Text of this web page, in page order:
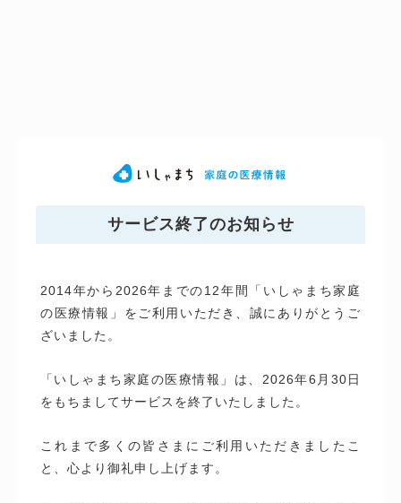
サービス終了のお知らせ
2014年から2026年までの12年間「いしゃまち家庭
の医療情報」をご利用いただき、誠にありがとうご
ざいました。
「いしゃまち家庭の医療情報」は、2026年6月30日
をもちましてサービスを終了いたしました。
これまで多くの皆さまにご利用いただきましたこ
と、心より御礼申し上げます。